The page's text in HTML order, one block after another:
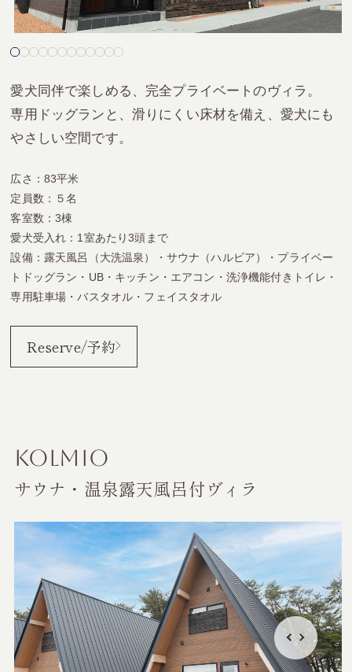
愛犬同伴で楽しめる、完全プライベートのヴィラ。
専用ドッグランと、滑りにくい床材を備え、愛犬にも
やさしい空間です。
広さ：83平米
定員数：５名
客室数：3棟
愛犬受入れ：1室あたり3頭まで
設備：露天風呂（大洗温泉）・サウナ（ハルビア）・プライベー
トドッグラン・UB・キッチン・エアコン・洗浄機能付きトイレ・
専用駐車場・バスタオル・フェイスタオル
Reserve/予約
KOLMIO
サウナ・温泉露天風呂付ヴィラ